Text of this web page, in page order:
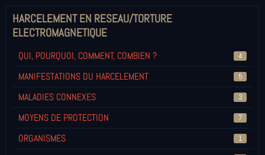
HARCELEMENT EN RESEAU/TORTURE
ELECTROMAGNETIQUE
QUI, POURQUOI, COMMENT, COMBIEN ? 4
MANIFESTATIONS DU HARCELEMENT 5
MALADIES CONNEXES 3
MOYENS DE PROTECTION 7
ORGANISMES 1